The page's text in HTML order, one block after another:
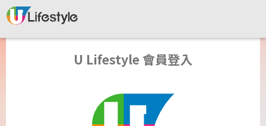
U Lifestyle 會員登入